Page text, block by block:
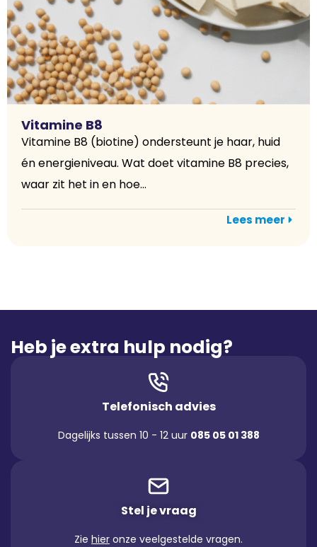
Vitamine B8
Vitamine B8 (biotine) ondersteunt je haar, huid
én energieniveau. Wat doet vitamine B8 precies,
waar zit het in en hoe...
Lees meer
Heb je extra hulp nodig?
Telefonisch advies
Dagelijks tussen 10 - 12 uur 085 05 01 388
Stel je vraag
Zie hier onze veelgestelde vragen.